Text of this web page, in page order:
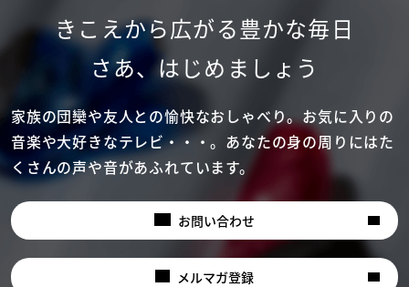
きこえから広がる豊かな毎日
さあ、はじめましょう
家族の団欒や友人との愉快なおしゃべり。 お気に入りの
音楽や大好きなテレビ・・・。 あなたの身の周りにはた
くさんの声や音があふれています。
お問い合わせ
メルマガ登録